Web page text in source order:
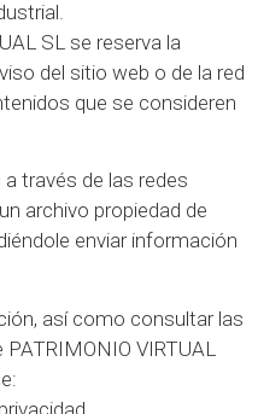
SL se reserva la
del sitio web o de la red
que se consideren
través de las redes
archivo propiedad de
enviar información
así como consultar las
VIRTUAL